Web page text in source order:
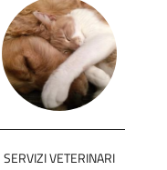
SERVIZI VETERINARI